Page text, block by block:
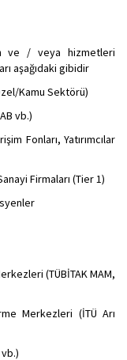
ve / veya hizmetleri
aşağıdaki gibidir
Kamu Sektörü)
vb.)
Fonları, Yatırımcılar
Firmaları (Tier 1)
(TÜBİTAK MAM,
Merkezleri (İTÜ Arı